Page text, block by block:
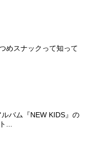
めスナックって知って
バム『NEW KIDS』の
...